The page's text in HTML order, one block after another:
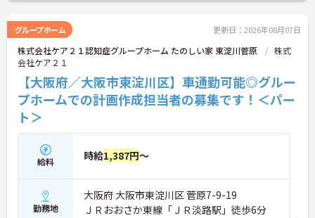
グループホーム 更新日：2026年08月07日
株式会社ケア２１認知症グループホーム たのしい家 東淀川菅原
株式
会社ケア２１
【大阪府／大阪市東淀川区】車通勤可能◎グルー
プホームでの計画作成担当者の募集です！＜パー
ト＞
給料 時給1,387円～
勤務地
大阪府 大阪市東淀川区 菅原7-9-19
ＪＲおおさか東線「ＪＲ淡路駅」徒歩6分